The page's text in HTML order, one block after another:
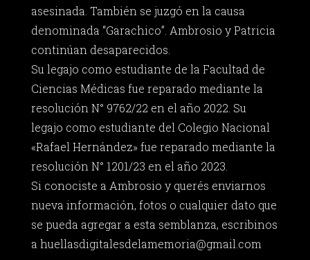
asesinada. También se juzgó en la causa
denominada “Garachico”. Ambrosio y Patricia
continúan desaparecidos.
Su legajo como estudiante de la Facultad de
Ciencias Médicas fue reparado mediante la
resolución N° 9762/22 en el año 2022. Su
legajo como estudiante del Colegio Nacional
«Rafael Hernández» fue reparado mediante la
resolución N° 1201/23 en el año 2023.
Si conociste a Ambrosio y querés enviarnos
nueva información, fotos o cualquier dato que
se pueda agregar a esta semblanza, escribinos
a huellasdigitalesdelamemoria@gmail.com